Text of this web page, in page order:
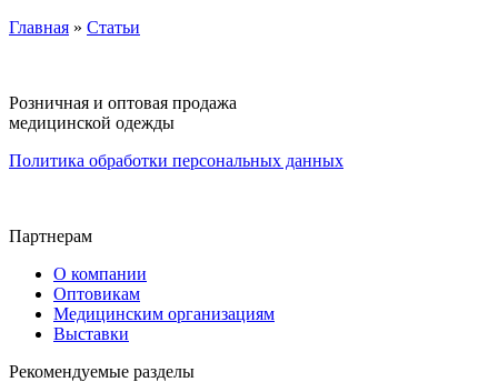
Главная » Статьи
Розничная и оптовая продажа
медицинской одежды
Политика обработки персональных данных
Партнерам
О компании
Оптовикам
Медицинским организациям
Выставки
Рекомендуемые разделы